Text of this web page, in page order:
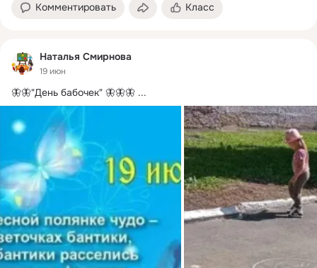
Комментировать Класс
Наталья Смирнова
19 июн
🦋🦋"День бабочек" 🦋🦋🦋 ...